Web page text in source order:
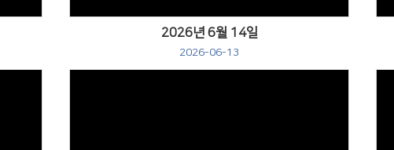
2026년 6월 14일
2026-06-13